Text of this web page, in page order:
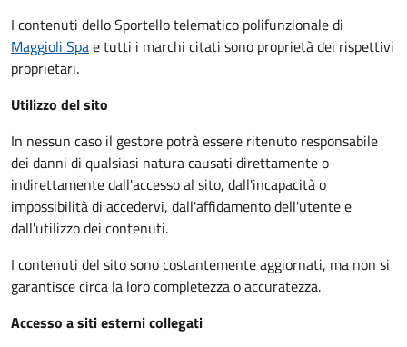
I contenuti dello Sportello telematico polifunzionaledi
Maggioli Spae tutti i marchi citati sono proprietà dei rispettivi
proprietari.
Utilizzo del sito
In nessun caso il gestore potrà essere ritenuto responsabile
dei danni di qualsiasi natura causati direttamente o
indirettamente dall'accesso al sito, dall'incapacità o
impossibilità di accedervi, dall'affidamento dell'utente e
dall'utilizzo dei contenuti.
I contenuti del sito sono costantemente aggiornati, ma non si
garantisce circa la loro completezza o accuratezza.
Accesso a siti esterni collegati